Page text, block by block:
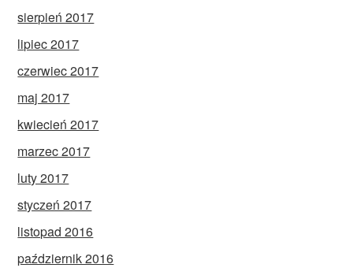
sierpień 2017
lipiec 2017
czerwiec 2017
maj 2017
kwiecień 2017
marzec 2017
luty 2017
styczeń 2017
listopad 2016
październik 2016